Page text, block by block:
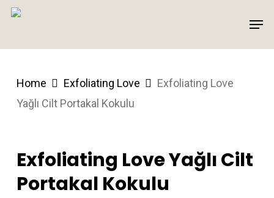
Skip
main
Home Exfoliating Love
Exfoliating Love
Yağlı Cilt Portakal Kokulu
Exfoliating Love Yağlı Cilt
Portakal Kokulu